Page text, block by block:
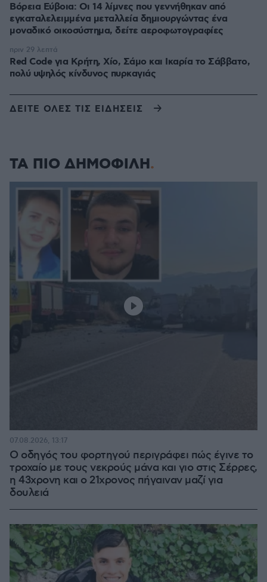
Βόρεια Εύβοια: Οι 14 λίμνες που γεννήθηκαν από
εγκαταλελειμμένα μεταλλεία δημιουργώντας ένα
μοναδικό οικοσύστημα, δείτε αεροφωτογραφίες
Red Code για Κρήτη, Χίο, Σάμο και Ικαρία το Σάββατο,
πολύ υψηλός κίνδυνος πυρκαγιάς
πριν 29 λεπτά
ΔΕΙΤΕ ΟΛΕΣ ΤΙΣ ΕΙΔΗΣΕΙΣ
ΤΑ ΠΙΟ ΔΗΜΟΦΙΛΗ
Ο οδηγός του φορτηγού περιγράφει πώς έγινε το
τροχαίο με τους νεκρούς μάνα και γιο στις Σέρρες,
η 43χρονη και ο 21χρονος πήγαιναν μαζί για
δουλειά
07.08.2026, 13:17